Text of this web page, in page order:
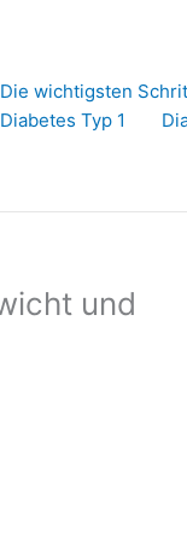
Die wichtigsten
Diabetes Typ 1
und